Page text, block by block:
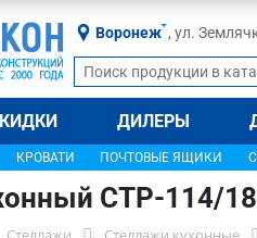
Воронеж , ул.
ДИЛЕРЫ
КРОВАТИ ПОЧТОВЫЕ ЯЩИКИ
СТР-114/